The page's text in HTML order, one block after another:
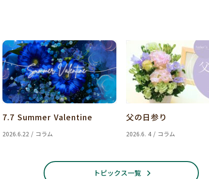
7.7 Summer Valentine
2026.6.22 / コラム
父の日参り
2026.6. 4 / コラム
トピックス一覧